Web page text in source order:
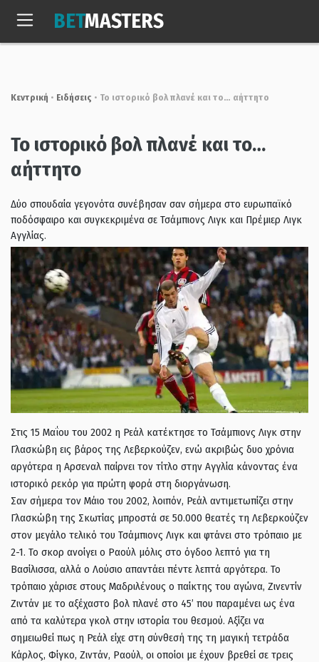
Παρ, 7 Αυγ. 2026
BETMASTERS
Κεντρική • Ειδήσεις • Το ιστορικό βολ πλανέ και το… αήττητο
Το ιστορικό βολ πλανέ και το…
αήττητο
Δύο σπουδαία γεγονότα συνέβησαν σαν σήμερα στο ευρωπαϊκό
ποδόσφαιρο και συγκεκριμένα σε Τσάμπιονς Λιγκ και Πρέμιερ Λιγκ
Αγγλίας.
Στις 15 Μαΐου του 2002 η Ρεάλ κατέκτησε το Τσάμπιονς Λιγκ στην
Γλασκώβη εις βάρος της Λεβερκούζεν, ενώ ακριβώς δυο χρόνια
αργότερα η Αρσεναλ παίρνει τον τίτλο στην Αγγλία κάνοντας ένα
ιστορικό ρεκόρ για πρώτη φορά στη διοργάνωση.
Σαν σήμερα τον Μάιο του 2002, λοιπόν, Ρεάλ αντιμετωπίζει στην
Γλασκώβη της Σκωτίας μπροστά σε 50.000 θεατές τη Λεβερκούζεν
στον μεγάλο τελικό του Τσάμπιονς Λιγκ και φτάνει στο τρόπαιο με
2-1. Το σκορ ανοίγει ο Ραούλ μόλις στο όγδοο λεπτό για τη
Βασίλισσα, αλλά ο Λούσιο απαντάει πέντε λεπτά αργότερα. Το
τρόπαιο χάρισε στους Μαδριλένους ο παίκτης του αγώνα, Ζινεντίν
Ζιντάν με το αξέχαστο βολ πλανέ στο 45’ που παραμένει ως ένα
από τα καλύτερα γκολ στην ιστορία του θεσμού. Αξίζει να
σημειωθεί πως η Ρεάλ είχε στη σύνθεσή της τη μαγική τετράδα
Κάρλος, Φίγκο, Ζιντάν, Ραούλ, οι οποίοι με έχουν βρεθεί σε τρεις